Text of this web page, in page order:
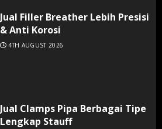
Jual Filler Breather Lebih Presisi
& Anti Korosi
4TH AUGUST 2026
Jual Clamps Pipa Berbagai Tipe
Lengkap Stauff